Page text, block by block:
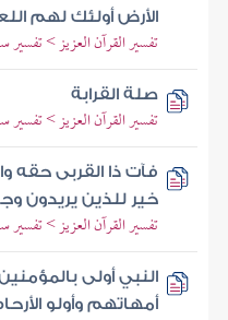
الأرض أولئك لهم
تفسير القرآن العزيز > تفسير
صلة القرابة
تفسير القرآن العزيز > تفسير
فآت ذا القربى حقه
خير للذين يريدون
تفسير القرآن العزيز > تفسير
النبي أولى
أمهاتهم وأولو